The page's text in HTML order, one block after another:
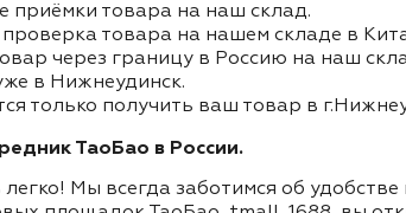
приёмки товара на наш склад.
товара на нашем складе в
через границу в Россию на наш
в Нижнеудинск.
только получить ваш товар в
ТаоБао в России.
Мы всегда заботимся об